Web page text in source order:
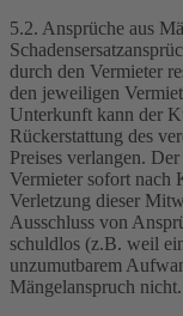
5.2. Ansprüche aus
durch den Vermieter
den jeweiligen
Unterkunft kann der
Rückerstattung des
Preises verlangen.
Vermieter sofort nach
Verletzung dieser
Ausschluss von
schuldlos (z.B. weil
unzumutbarem
Mängelanspruch nicht.